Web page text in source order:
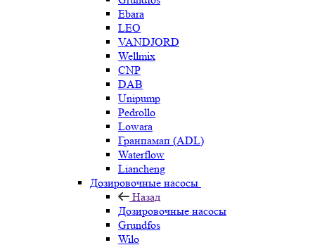
Ebara
LEO
VANDJORD
Wellmix
CNP
DAB
Unipump
Pedrollo
Lowara
Гранпамап (ADL)
Waterflow
Liancheng
Дозировочные насосы
Назад
Дозировочные насосы
Grundfos
Wilo